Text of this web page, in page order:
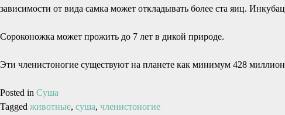
зависимости от вида самка может откладывать более ста яиц.
Сороконожка может прожить до 7 лет в дикой природе.
Эти членистоногие существуют на планете как минимум 428
Posted in Суша
Tagged животные, суша, членистоногие